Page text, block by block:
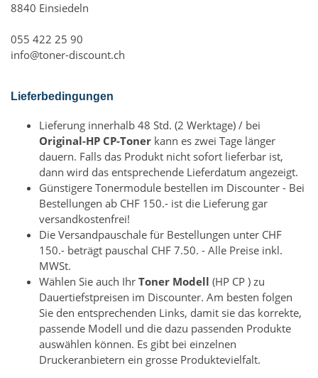
8840 Einsiedeln
055 422 25 90
info@toner-discount.ch
Lieferbedingungen
Lieferung innerhalb 48 Std. (2 Werktage) / bei
Original-HP CP-Toner kann es zwei Tage länger
dauern. Falls das Produkt nicht sofort lieferbar ist,
dann wird das entsprechende Lieferdatum angezeigt.
Günstigere Tonermodule bestellen im Discounter - Bei
Bestellungen ab CHF 150.- ist die Lieferung gar
versandkostenfrei!
Die Versandpauschale für Bestellungen unter CHF
150.- beträgt pauschal CHF 7.50. - Alle Preise inkl.
MWSt.
Wählen Sie auch Ihr Toner Modell (HP CP ) zu
Dauertiefstpreisen im Discounter. Am besten folgen
Sie den entsprechenden Links, damit sie das korrekte,
passende Modell und die dazu passenden Produkte
auswählen können. Es gibt bei einzelnen
Druckeranbietern ein grosse Produktevielfalt.